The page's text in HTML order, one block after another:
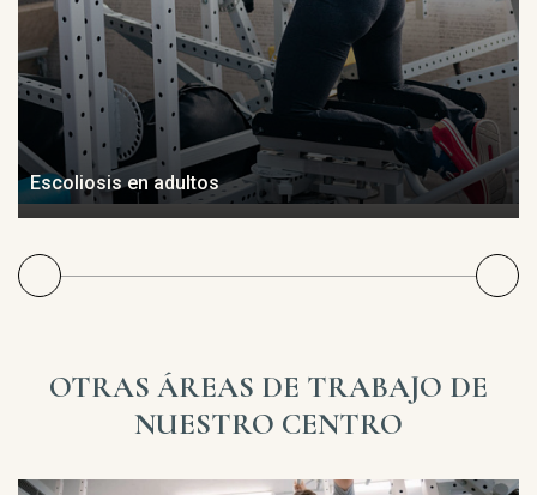
Escoliosis en adultos
OTRAS ÁREAS DE TRABAJO DE
NUESTRO CENTRO